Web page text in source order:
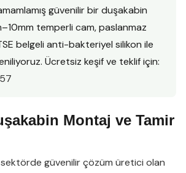
güvenilir bir duşakabin
temperli cam, paslanmaz
belgeli anti-bakteriyel silikon ile
Ücretsiz keşif ve teklif için:
Montaj ve Tamir
güvenilir çözüm üretici olan